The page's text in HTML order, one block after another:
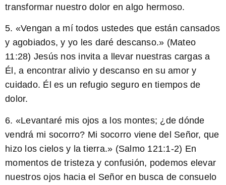
transformar nuestro dolor en algo hermoso.
5. «Vengan a mí todos ustedes que están cansados
y agobiados, y yo les daré descanso.» (Mateo
11:28) Jesús nos invita a llevar nuestras cargas a
Él, a encontrar alivio y descanso en su amor y
cuidado. Él es un refugio seguro en tiempos de
dolor.
6. «Levantaré mis ojos a los montes; ¿de dónde
vendrá mi socorro? Mi socorro viene del Señor, que
hizo los cielos y la tierra.» (Salmo 121:1-2) En
momentos de tristeza y confusión, podemos elevar
nuestros ojos hacia el Señor en busca de consuelo